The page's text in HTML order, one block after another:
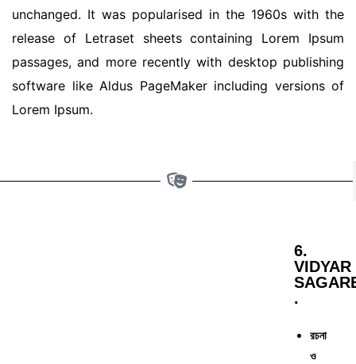
unchanged. It was popularised in the 1960s with the
release of Letraset sheets containing Lorem Ipsum
passages, and more recently with desktop publishing
software like Aldus PageMaker including versions of
Lorem Ipsum.
6.
VIDYAR
.
রচনা
ও